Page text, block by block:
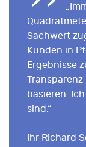
Sachwert
Kunden in
Ergebnisse
basieren.
sind.“
Ihr Richard